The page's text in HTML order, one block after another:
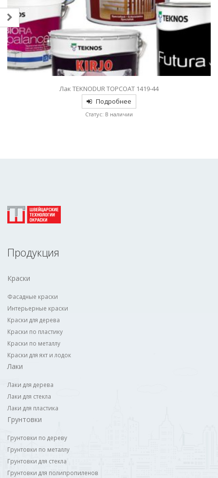
Лак TEKNODUR TOPCOAT 1419-44
Подробнее
Статус: В наличии
Продукция
Краски
Фасадные краски
Интерьерные краски
Краски для дерева
Краски по пластику
Краски по металлу
Краски для яхт и лодок
Лаки
Лаки для дерева
Лаки для стекла
Лаки для пластика
Грунтовки
Грунтовки по дереву
Грунтовки по металлу
Грунтовки для стекла
Грунтовки для полипропиленов